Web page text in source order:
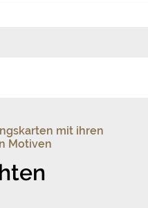
mit ihren
Motiven